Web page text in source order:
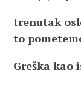
trenutak
to
Greška kao